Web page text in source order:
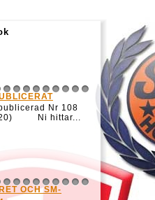
4 5 6 7 8 9
Nr 108
20) Ni hittar...
4 5 6 7 8 9
OCH SM-